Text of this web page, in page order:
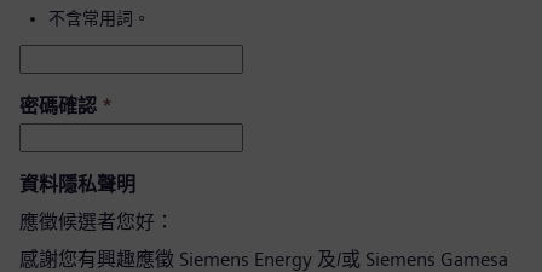
不含常用詞。
密碼確認 *
資料隱私聲明
應徵候選者您好：
感謝您有興趣應徵 Siemens Energy 及/或 Siemens Gamesa